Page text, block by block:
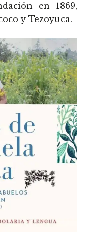
en 1869,
y Tezoyuca.